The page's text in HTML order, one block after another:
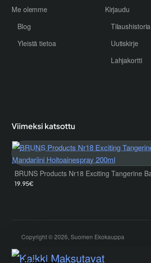
Me olemme
Blog
Yleistä tietoa
Kirjaudu
Tilaushistoria
Uutiskirje
Lahjakortti
Viimeksi katsottu
19.95€
Copyright © 2026, Suomen Ekokauppa